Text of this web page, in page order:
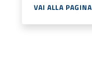
VAI ALLA PAGINA